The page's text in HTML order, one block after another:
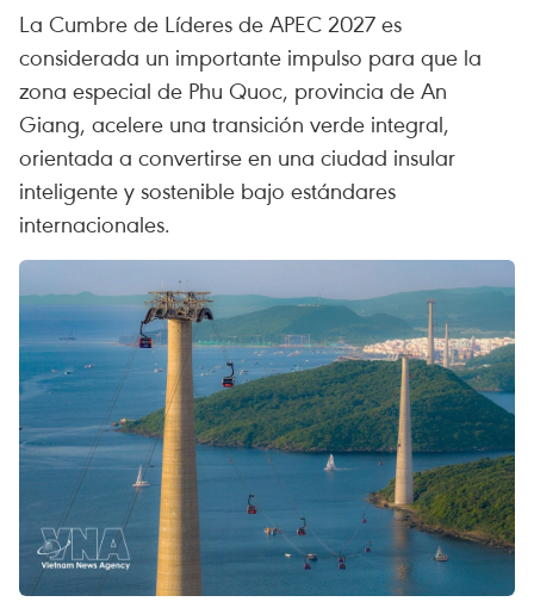
La Cumbre de Líderes de APEC 2027 es
considerada un importante impulso para que la
zona especial de Phu Quoc, provincia de An
Giang, acelere una transición verde integral,
orientada a convertirse en una ciudad insular
inteligente y sostenible bajo estándares
internacionales.